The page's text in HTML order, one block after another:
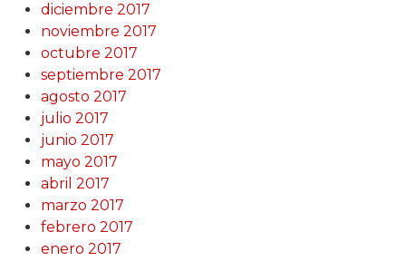
diciembre 2017
noviembre 2017
octubre 2017
septiembre 2017
agosto 2017
julio 2017
junio 2017
mayo 2017
abril 2017
marzo 2017
febrero 2017
enero 2017